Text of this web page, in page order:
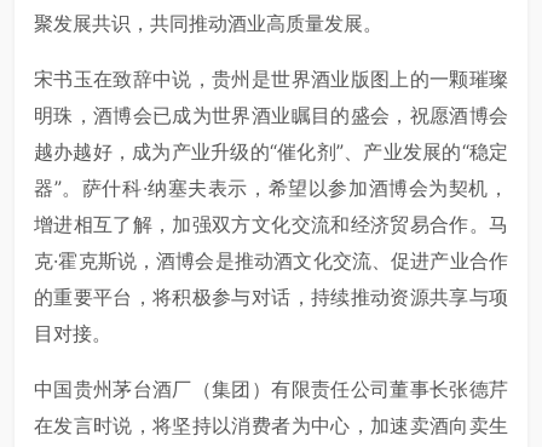
聚发展共识，共同推动酒业高质量发展。
宋书玉在致辞中说，贵州是世界酒业版图上的一颗璀璨
明珠，酒博会已成为世界酒业瞩目的盛会，祝愿酒博会
越办越好，成为产业升级的“催化剂”、产业发展的“稳定
器”。萨什科·纳塞夫表示，希望以参加酒博会为契机，
增进相互了解，加强双方文化交流和经济贸易合作。马
克·霍克斯说，酒博会是推动酒文化交流、促进产业合作
的重要平台，将积极参与对话，持续推动资源共享与项
目对接。
中国贵州茅台酒厂（集团）有限责任公司董事长张德芹
在发言时说，将坚持以消费者为中心，加速卖酒向卖生